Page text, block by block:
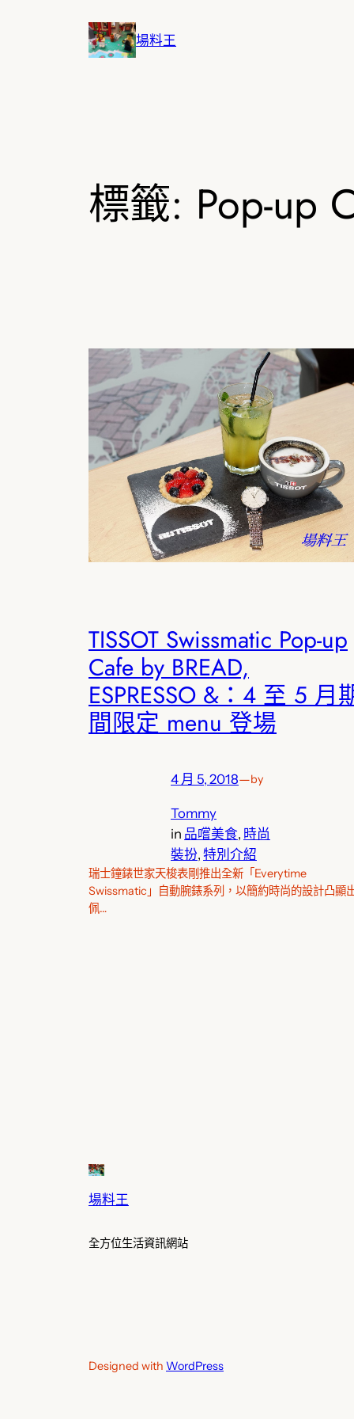
場料王
標籤: Pop-up
TISSOT Swissmatic Pop-up
Cafe by BREAD,
ESPRESSO &：4 至 5 月
間限定 menu 登場
4 月 5, 2018—by
Tommy
in 品嚐美食, 時尚
裝扮, 特別介紹
瑞士鐘錶世家天梭表剛推出全新「Everytime
Swissmatic」自動腕錶系列，以簡約時尚的設計凸顯
佩…
場料王
全方位生活資訊網站
Designed with WordPress